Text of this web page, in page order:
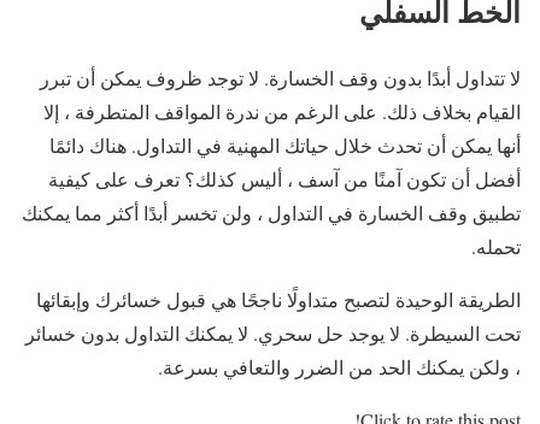
الخط السفلي
لا تتداول أبدًا بدون وقف الخسارة. لا توجد ظروف يمكن أن تبرر
القيام بخلاف ذلك. على الرغم من ندرة المواقف المتطرفة ، إلا
أنها يمكن أن تحدث خلال حياتك المهنية في التداول. هناك دائمًا
أفضل أن تكون آمنًا من آسف ، أليس كذلك؟ تعرف على كيفية
تطبيق وقف الخسارة في التداول ، ولن تخسر أبدًا أكثر مما يمكنك
تحمله.
الطريقة الوحيدة لتصبح متداولًا ناجحًا هي قبول خسائرك وإبقائها
تحت السيطرة. لا يوجد حل سحري. لا يمكنك التداول بدون خسائر
، ولكن يمكنك الحد من الضرر والتعافي بسرعة.